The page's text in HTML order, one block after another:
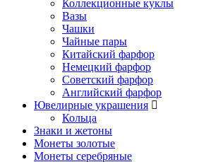
Коллекционные куклы
Вазы
Чашки
Чайные пары
Китайский фарфор
Немецкий фарфор
Советский фарфор
Английский фарфор
Ювелирные украшения
Кольца
Знаки и жетоны
Монеты золотые
Монеты серебряные